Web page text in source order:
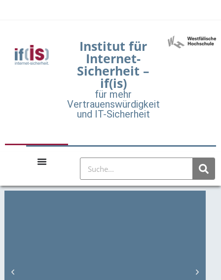
Institut für
Internet-
Sicherheit –
if(is)
für mehr
Vertrauenswürdigkeit
und IT-Sicherheit